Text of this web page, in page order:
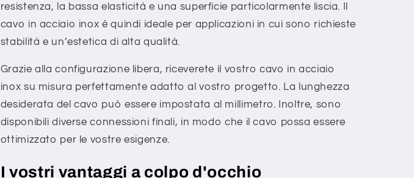
resistenza, la bassa elasticità e una superficie particolarmente liscia. Il
cavo in acciaio inox è quindi ideale per applicazioni in cui sono richieste
stabilità e un’estetica di alta qualità.
Grazie alla configurazione libera, riceverete il vostro cavo in acciaio
inox su misura perfettamente adatto al vostro progetto. La lunghezza
desiderata del cavo può essere impostata al millimetro. Inoltre, sono
disponibili diverse connessioni finali, in modo che il cavo possa essere
ottimizzato per le vostre esigenze.
I vostri vantaggi a colpo d'occhio